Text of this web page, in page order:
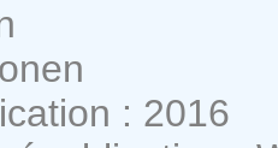
: 2016